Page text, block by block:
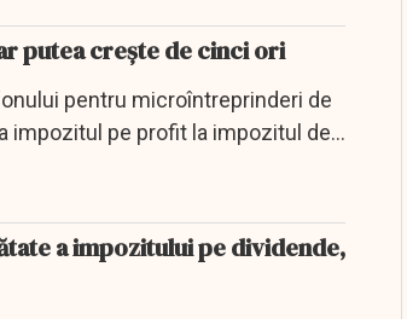
putea crește de cinci ori
pentru microîntreprinderi de
impozitul pe profit la impozitul de
a impozitului pe dividende,